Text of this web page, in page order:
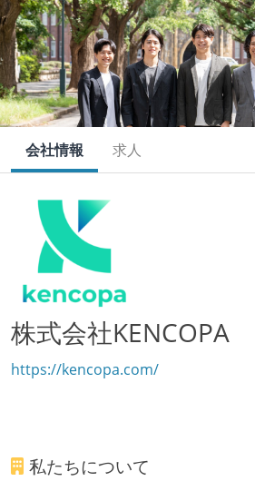
会社情報 求人
株式会社KENCOPA
https://kencopa.com/
私たちについて